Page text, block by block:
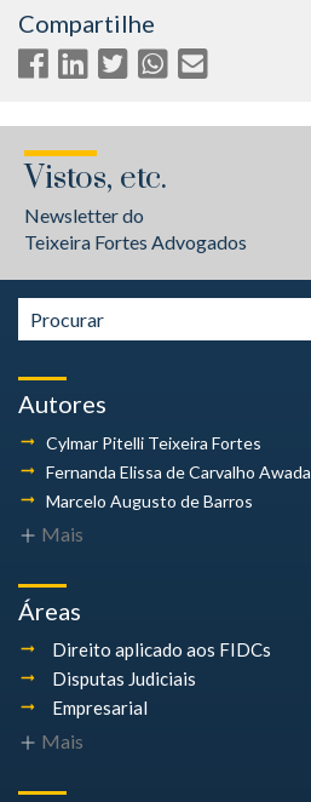
Compartilhe
Vistos, etc.
Newsletter do
Teixeira Fortes Advogados
Autores
Cylmar Pitelli Teixeira Fortes
Fernanda Elissa de Carvalho Awada
Marcelo Augusto de Barros
Mais
Áreas
Direito aplicado aos FIDCs
Disputas Judiciais
Empresarial
Mais